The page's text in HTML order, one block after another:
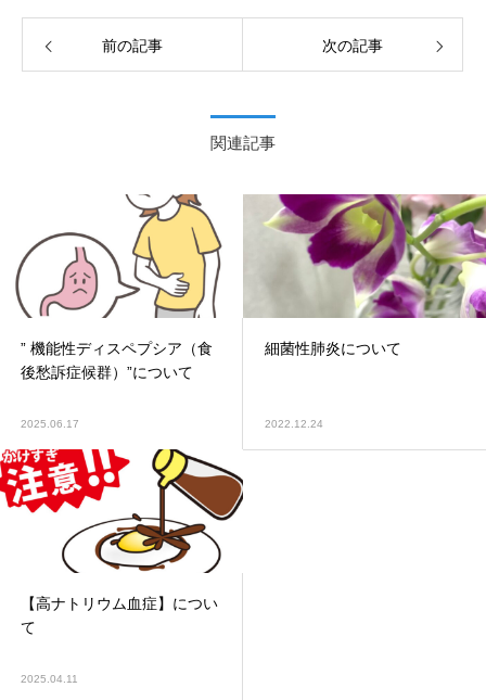
前の記事 次の記事
関連記事
” 機能性ディスペプシア（食
後愁訴症候群）”について
2025.06.17
細菌性肺炎について
2022.12.24
【高ナトリウム血症】につい
て
2025.04.11